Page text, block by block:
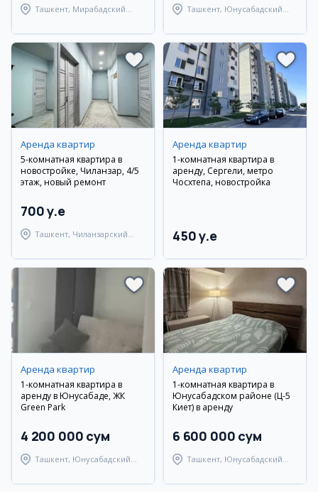
Ташкент, Мирабадский
Ташкент, Юнусабадский
Аренда квартир
5-комнатная квартира в
новостройке, Чиланзар, 4/5
этаж, новый ремонт
700 y.e
Ташкент, Чиланзарский
Аренда квартир
1-комнатная квартира в
аренду, Сергели, метро
Чосхтепа, новостройка
450 y.e
Аренда квартир
1-комнатная квартира в
аренду в Юнусабаде, ЖК
Green Park
4 200 000 сум
Ташкент, Юнусабадский
Аренда квартир
1-комнатная квартира в
Юнусабадском районе (Ц-5
Киет) в аренду
6 600 000 сум
Ташкент, Юнусабадский